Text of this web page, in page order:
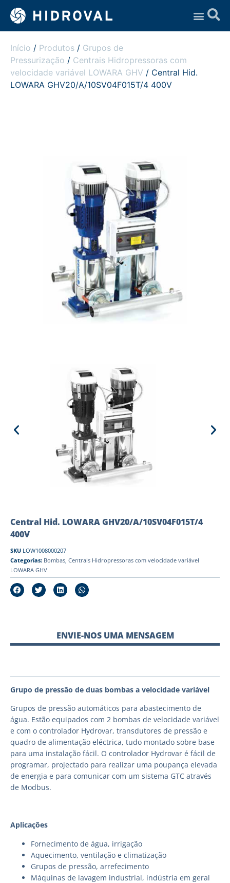
Início / Produtos / Grupos de
Pressurização / Centrais Hidropressoras com
velocidade variável LOWARA GHV / Central Hid.
LOWARA GHV20/A/10SV04F015T/4 400V
Central Hid. LOWARA GHV20/A/10SV04F015T/4
400V
SKU LOW1008000207
Categorias: Bombas, Centrais Hidropressoras com velocidade variável
LOWARA GHV
ENVIE-NOS UMA MENSAGEM
Grupo de pressão de duas bombas a velocidade variável
Grupos de pressão automáticos para abastecimento de
água. Estão equipados com 2 bombas de velocidade variável
e com o controlador Hydrovar, transdutores de pressão e
quadro de alimentação eléctrica, tudo montado sobre base
para uma instalação fácil. O controlador Hydrovar é fácil de
programar, projectado para realizar uma poupança elevada
de energia e para comunicar com um sistema GTC através
de Modbus.
Aplicações
Fornecimento de água, irrigação
Aquecimento, ventilação e climatização
Grupos de pressão, arrefecimento
Máquinas de lavagem industrial, indústria em geral